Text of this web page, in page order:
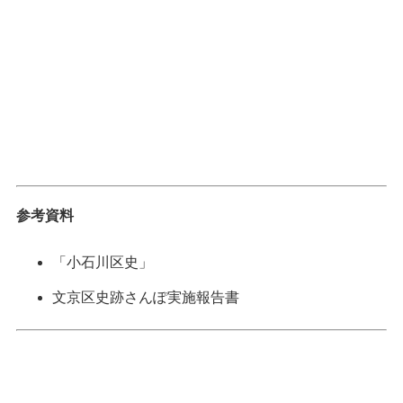
参考資料
「小石川区史」
文京区史跡さんぽ実施報告書